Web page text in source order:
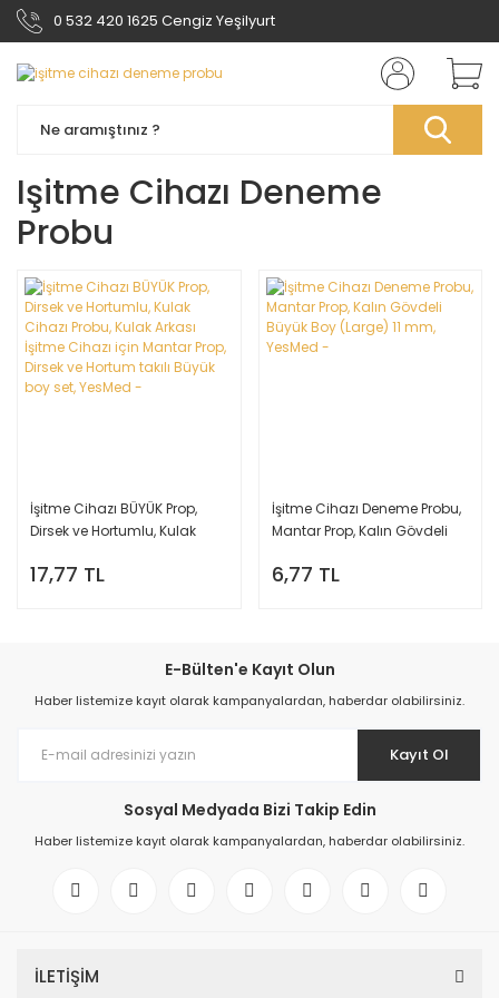
0 532 420 1625 Cengiz Yeşilyurt
Işitme Cihazı Deneme
Probu
İşitme Cihazı BÜYÜK Prop,
Dirsek ve Hortumlu, Kulak
İşitme Cihazı için Mantar
17,77 TL
İşitme Cihazı Deneme Probu,
Mantar Prop, Kalın Gövdeli
YesMed -
6,77 TL
E-Bülten'e Kayıt Olun
Haber listemize kayıt olarak kampanyalardan, haberdar olabilirsiniz.
Kayıt Ol
Sosyal Medyada Bizi Takip Edin
Haber listemize kayıt olarak kampanyalardan, haberdar olabilirsiniz.
İLETİŞİM